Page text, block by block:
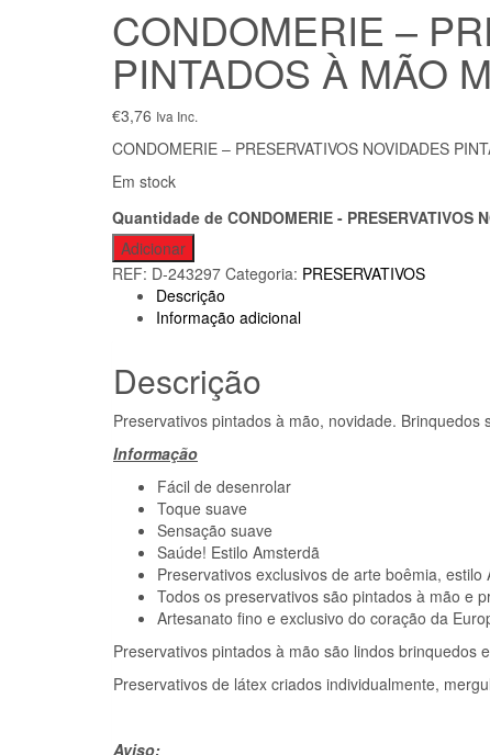
CONDOMERIE –
PINTADOS À MÃO
€3,76 Iva Inc.
CONDOMERIE – PRESERVATIVOS NOVIDADES
Em stock
Quantidade de CONDOMERIE - PRESERVATIVOS
Adicionar
REF: D-243297 Categoria: PRESERVATIVOS
Descrição
Informação adicional
Descrição
Preservativos pintados à mão, novidade. Brinquedos
Informação
Fácil de desenrolar
Toque suave
Sensação suave
Saúde! Estilo Amsterdã
Preservativos exclusivos de arte boêmia, estilo
Todos os preservativos são pintados à mão e
Artesanato fino e exclusivo do coração da
Preservativos pintados à mão são lindos brinquedos
Preservativos de látex criados individualmente,
Aviso: